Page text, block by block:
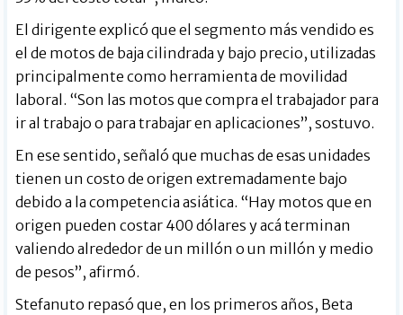
El dirigente explicó que el segmento más vendido es
el de motos de baja cilindrada y bajo precio, utilizadas
principalmente como herramienta de movilidad
laboral. “Son las motos que compra el trabajador para
ir al trabajo o para trabajar en aplicaciones”, sostuvo.
En ese sentido, señaló que muchas de esas unidades
tienen un costo de origen extremadamente bajo
debido a la competencia asiática. “Hay motos que en
origen pueden costar 400 dólares y acá terminan
valiendo alrededor de un millón o un millón y medio
de pesos”, afirmó.
Stefanuto repasó que, en los primeros años, Beta